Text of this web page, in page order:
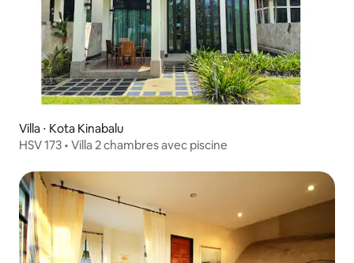
Villa ⋅ Kota Kinabalu
HSV 173 • Villa 2 chambres avec piscine